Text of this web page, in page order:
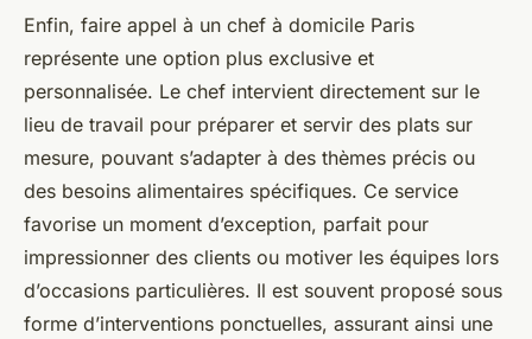
Enfin, faire appel à un chef à domicile Paris
représente une option plus exclusive et
personnalisée. Le chef intervient directement sur le
lieu de travail pour préparer et servir des plats sur
mesure, pouvant s’adapter à des thèmes précis ou
des besoins alimentaires spécifiques. Ce service
favorise un moment d’exception, parfait pour
impressionner des clients ou motiver les équipes lors
d’occasions particulières. Il est souvent proposé sous
forme d’interventions ponctuelles, assurant ainsi une